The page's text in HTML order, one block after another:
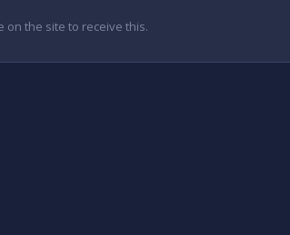
on the site to receive this.